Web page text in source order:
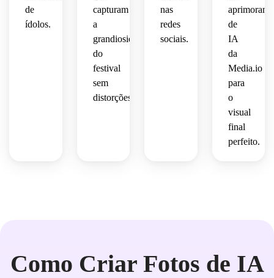
de
ídolos.
capturam
a
grandiosidade
do
festival
sem
distorções.
nas
redes
sociais.
de
IA
da
Media.io
para
o
visual
final
perfeito.
Como Criar Fotos de IA